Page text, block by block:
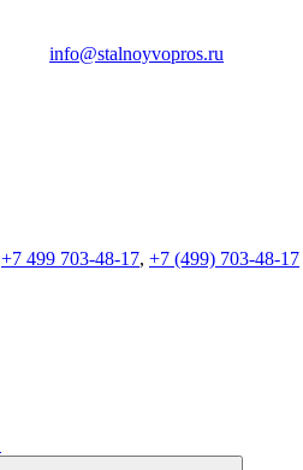
info@stalnoyvopros.ru
+7 499 703-48-17, +7 (499) 703-48-17